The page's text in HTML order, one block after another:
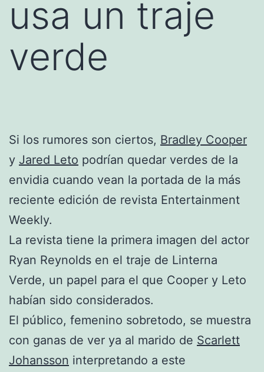
usa un traje
verde
Si los rumores son ciertos, Bradley Cooper
y Jared Leto podrían quedar verdes de la
envidia cuando vean la portada de la más
reciente edición de revista Entertainment
Weekly.
La revista tiene la primera imagen del actor
Ryan Reynolds en el traje de Linterna
Verde, un papel para el que Cooper y Leto
habían sido considerados.
El público, femenino sobretodo, se muestra
con ganas de ver ya al marido de Scarlett
Johansson interpretando a este